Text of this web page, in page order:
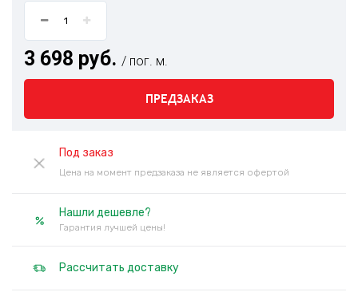
3 698 руб. / пог. м.
ПРЕДЗАКАЗ
Под заказ
Цена на момент предзаказа не является офертой
Нашли дешевле?
Гарантия лучшей цены!
Рассчитать доставку